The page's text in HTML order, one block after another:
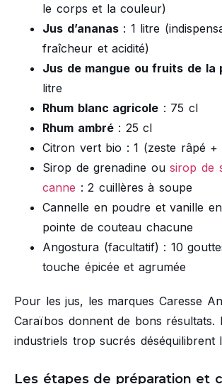
le corps et la couleur)
Jus d’ananas: 1 litre
fraîcheur et acidité)
Jus de mangue ou fruits de la
litre
Rhum blanc agricole : 75 cl
Rhum ambré: 25 cl
Citron vert bio : 1 (zeste râpé +
Sirop de grenadine ousirop de
canne : 2 cuillères à soupe
Cannelle en poudre et vanille
pointe de couteau chacune
Angostura (facultatif) : 10
touche épicée et agrumée
Pour les jus, les marques Caresse
Caraïbos donnent de bons résultats.
industriels trop sucrés déséquilibrent
Les étapes de préparation et